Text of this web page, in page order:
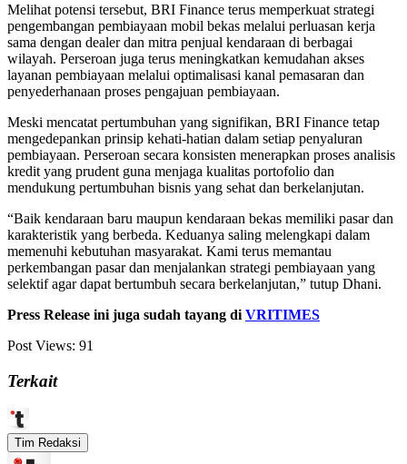
Melihat potensi tersebut, BRI Finance terus memperkuat strategi
pengembangan pembiayaan mobil bekas melalui perluasan kerja
sama dengan dealer dan mitra penjual kendaraan di berbagai
wilayah. Perseroan juga terus meningkatkan kemudahan akses
layanan pembiayaan melalui optimalisasi kanal pemasaran dan
penyederhanaan proses pengajuan pembiayaan.
Meski mencatat pertumbuhan yang signifikan, BRI Finance tetap
mengedepankan prinsip kehati-hatian dalam setiap penyaluran
pembiayaan. Perseroan secara konsisten menerapkan proses analisis
kredit yang prudent guna menjaga kualitas portofolio dan
mendukung pertumbuhan bisnis yang sehat dan berkelanjutan.
“Baik kendaraan baru maupun kendaraan bekas memiliki pasar dan
karakteristik yang berbeda. Keduanya saling melengkapi dalam
memenuhi kebutuhan masyarakat. Kami terus memantau
perkembangan pasar dan menjalankan strategi pembiayaan yang
selektif agar dapat bertumbuh secara berkelanjutan,” tutup Dhani.
Press Release ini juga sudah tayang di VRITIMES
Post Views: 91
Terkait
Tim Redaksi